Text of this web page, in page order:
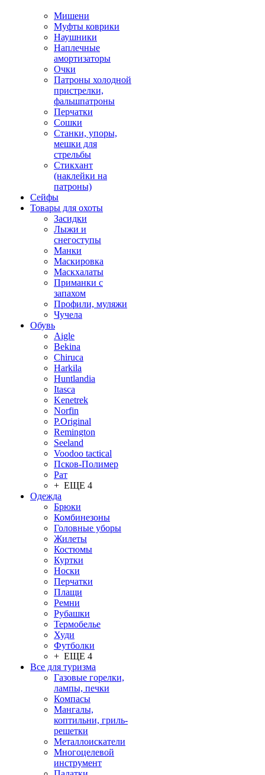
Мишени
Муфты коврики
Наушники
Наплечные
амортизаторы
Очки
Патроны холодной
пристрелки,
фальшпатроны
Перчатки
Сошки
Станки, упоры,
мешки для
стрельбы
Стикхант
(наклейки на
патроны)
Сейфы
Товары для охоты
Засидки
Лыжи и
снегоступы
Манки
Маскировка
Маскхалаты
Приманки с
запахом
Профили, муляжи
Чучела
Обувь
Aigle
Bekina
Chiruсa
Harkila
Huntlandia
Itasca
Kenetrek
Norfin
P.Original
Remington
Seeland
Voodoo tactical
Псков-Полимер
Рат
+ ЕЩЕ 4
Одежда
Брюки
Комбинезоны
Головные уборы
Жилеты
Костюмы
Куртки
Носки
Перчатки
Плащи
Ремни
Рубашки
Термобелье
Худи
Футболки
+ ЕЩЕ 4
Все для туризма
Газовые горелки,
лампы, печки
Компасы
Мангалы,
коптильни, гриль-
решетки
Металлоискатели
Многоцелевой
инструмент